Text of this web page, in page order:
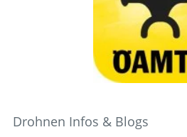
Drohnen Infos & Blogs